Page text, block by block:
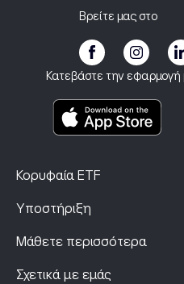
Βρείτε μας στο
Κατεβάστε την
Κορυφαία ETF
Υποστήριξη
Ευαλωτότητα πελάτη
Μάθετε περισσότερα
eToro Academy
Σχετικά με εμάς
Αποτύπωμα
Γνωστοποίηση κινδύνων
Όροι και Προϋποθέσεις
Βασικά Έγγραφα
Δεδομένα Παραπόνων
Πρόγραμμα Συνεργατών
Ασφάλιση επένδυσης